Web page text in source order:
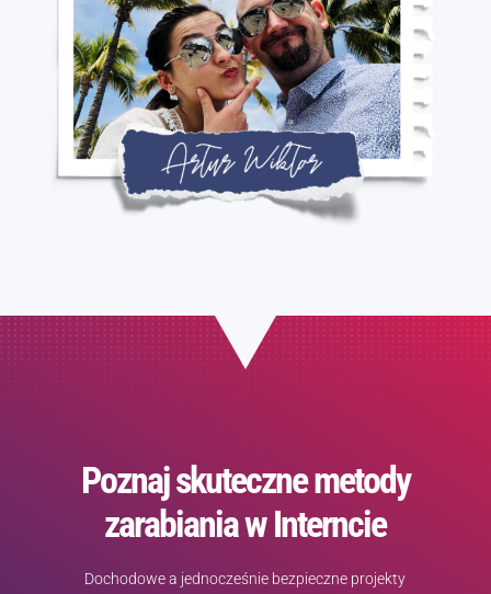
Poznaj skuteczne metody
zarabiania w Interncie
Dochodowe a jednocześnie bezpieczne projekty